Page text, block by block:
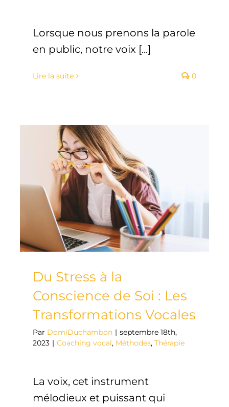
Lorsque nous prenons la parole
en public, notre voix [...]
Lire la suite 0
Du Stress à la
Conscience de Soi : Les
Transformations Vocales
Par DomiDuchambon | septembre 18th,
2023 | Coaching vocal, Méthodes, Thérapie
La voix, cet instrument
mélodieux et puissant qui